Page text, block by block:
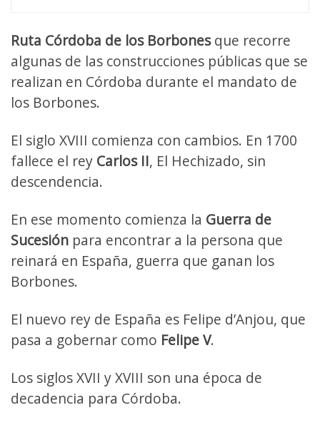
Ruta Córdoba de los Borbonesque recorre
algunas de las construcciones públicas que se
realizan en Córdoba durante el mandato de
los Borbones.
El siglo XVIII comienza con cambios. En 1700
fallece el rey Carlos II, El Hechizado, sin
descendencia.
En ese momento comienza la Guerra de
Sucesión para encontrar a la persona que
reinará en España, guerra que ganan los
Borbones.
El nuevo rey de España es Felipe d’Anjou, que
pasa a gobernar como Felipe V.
Los siglos XVII y XVIII son una época de
decadencia para Córdoba.